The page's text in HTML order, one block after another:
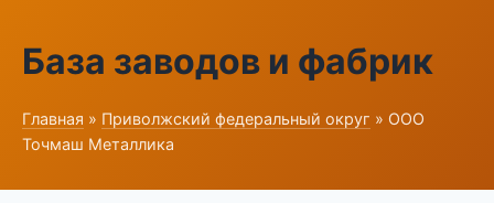
База заводов и фабрик
Главная » Приволжский федеральный округ » ООО
Точмаш Металлика